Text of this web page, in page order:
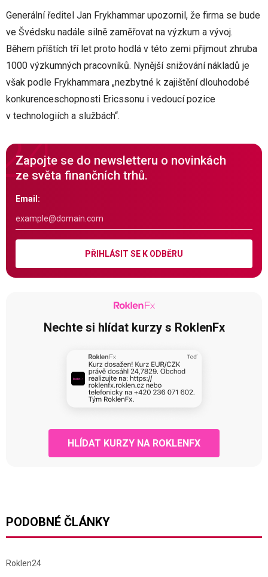
Generální ředitel Jan Frykhammar upozornil, že firma se bude
ve Švédsku nadále silně zaměřovat na výzkum a vývoj.
Během příštích tří let proto hodlá v této zemi přijmout zhruba
1000 výzkumných pracovníků. Nynější snižování nákladů je
však podle Frykhammara „nezbytné k zajištění dlouhodobé
konkurenceschopnosti Ericssonu i vedoucí pozice
v technologiích a službách“.
Zapojte se do newsletteru o novinkách
ze světa finančních trhů.
Email:
PŘIHLÁSIT SE K ODBĚRU
Nechte si hlídat kurzy s RoklenFx
HLÍDAT KURZY NA ROKLENFX
PODOBNÉ ČLÁNKY
Roklen24